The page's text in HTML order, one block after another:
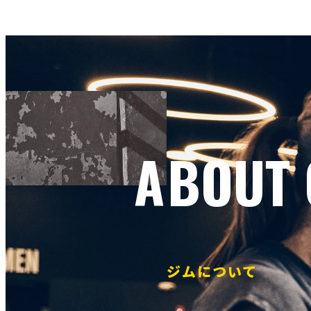
ジムについて